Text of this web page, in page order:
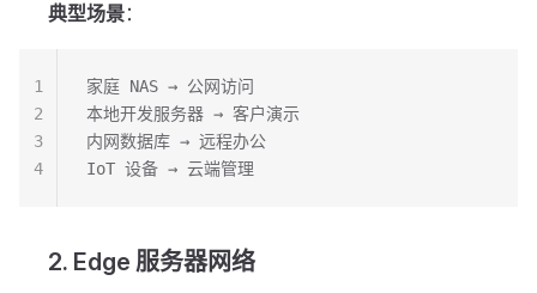
典型场景：
家庭 NAS → 公网访问
本地开发服务器 → 客户演示
内网数据库 → 远程办公
IoT 设备 → 云端管理
1
2
3
4
2. Edge 服务器网络